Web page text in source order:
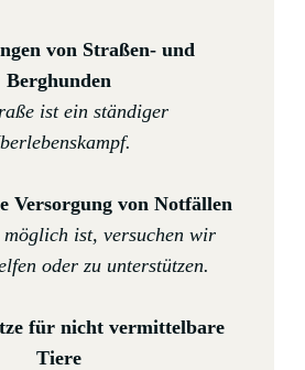
von Straßen- und
Berghunden
ist ein ständiger
Versorgung von Notfällen
möglich ist, versuchen wir
oder zu unterstützen.
für nicht vermittelbare
Tiere